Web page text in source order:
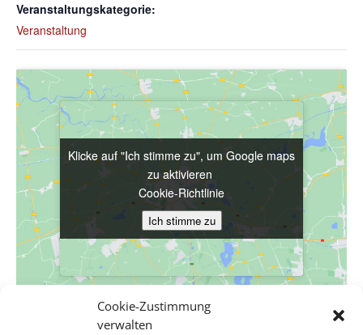
Cookie-Zustimmung
verwalten
Veranstaltungskategorie:
Veranstaltung
Klicke auf "Ich stimme zu", um Google maps
zu aktivieren
Cookie-Richtlinie
Ich stimme zu
Klicke auf "Ich stimme zu", um Google maps
zu aktivieren
Cookie-Richtlinie
Ich stimme zu